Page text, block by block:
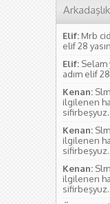
Elif: Mrb
elif 28
Elif: Selam
adım elif
Kenan:
ilgilenen
Kenan:
ilgilenen
Kenan:
ilgilenen